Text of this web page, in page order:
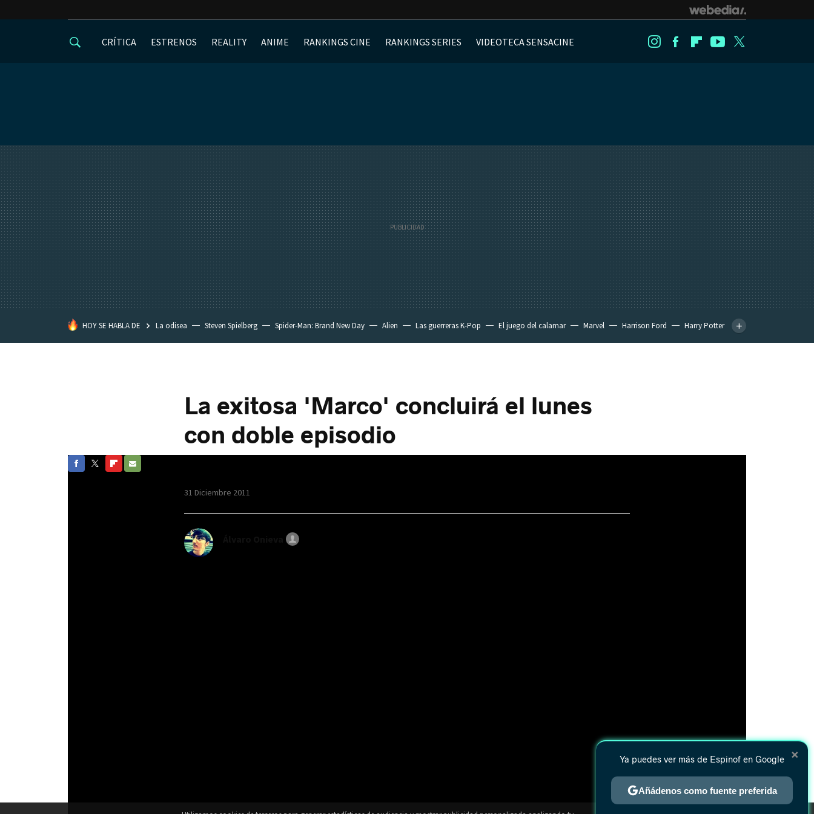
CRÍTICA ESTRENOS REALITY ANIME RANKINGS CINE RANKINGS SERIES VIDEOTECA SENSACINE InstagramFacebookFlipboard
Youtube
HOY SE HABLA DE La odisea Steven Spielberg Spider-Man: Brand New Day Alien Las guerreras K-Pop El juego del calamar Marvel Harrison Ford
Harry Potter
La exitosa 'Marco' concluirá el lunes
con doble episodio
31 Diciembre 2011
×
Ya puedes ver más de Espinof en Google
Añádenos como fuente preferida